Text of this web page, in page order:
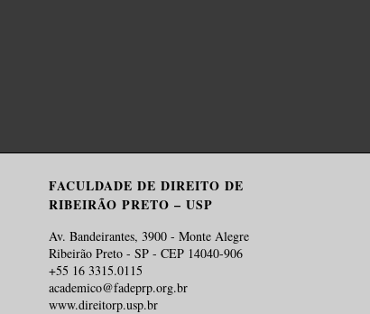
FACULDADE DE DIREITO DE
RIBEIRÃO PRETO – USP
Av. Bandeirantes, 3900 - Monte Alegre
Ribeirão Preto - SP - CEP 14040-906
+55 16 3315.0115
academico@fadeprp.org.br
www.direitorp.usp.br